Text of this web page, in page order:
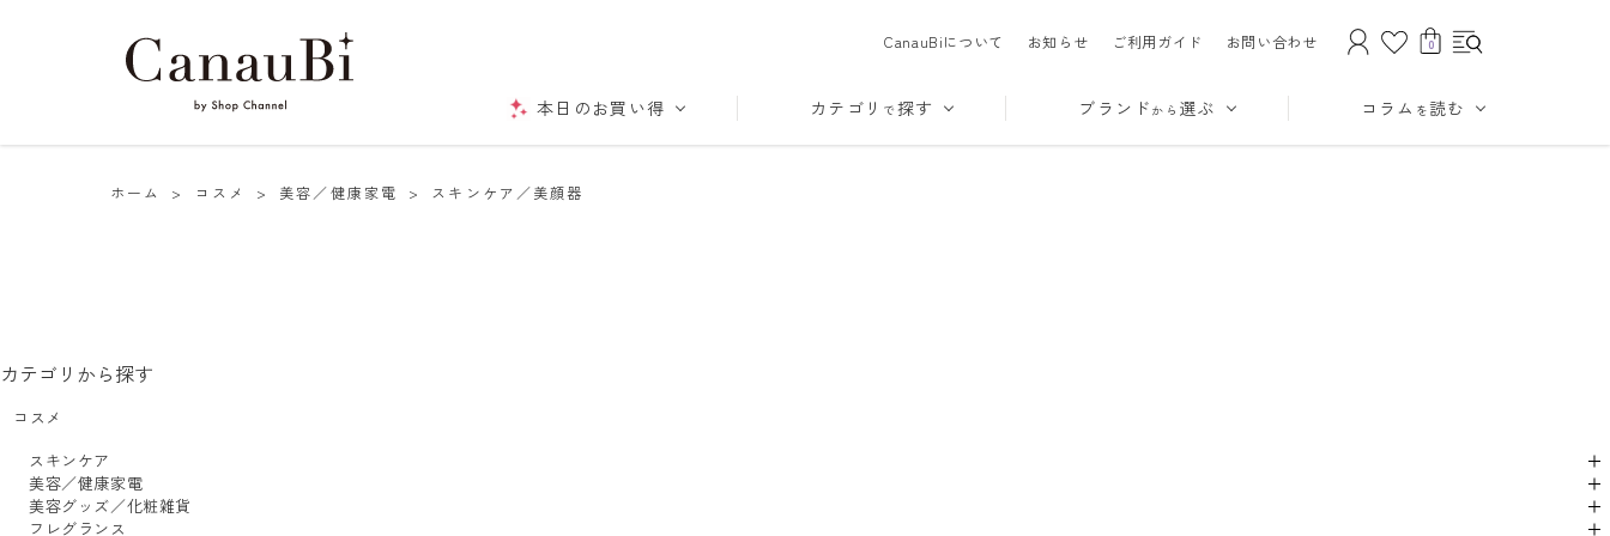
CanauBiについて お知らせ ご利用ガイド お問い合わせ 0
本日のお買い得 カテゴリ で探す ブランド から 選ぶ コラム を読む
ホーム > コスメ > 美容／健康家電 > スキンケア／美顔器
カテゴリから探す
コスメ
スキンケア
美容／健康家電
美容グッズ／化粧雑貨
フレグランス